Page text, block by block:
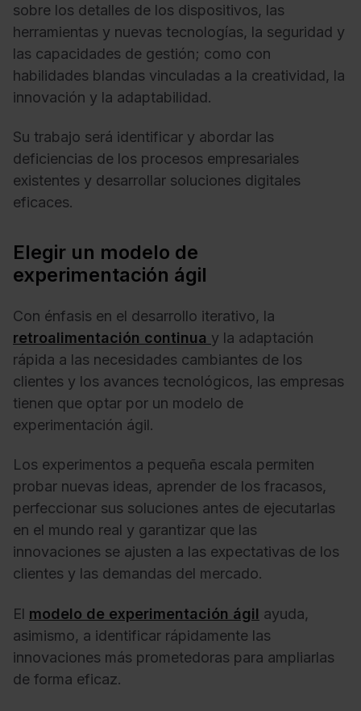
sobre los detalles de los dispositivos, las
herramientas y nuevas tecnologías, la seguridad y
las capacidades de gestión; como con
habilidades blandas vinculadas a la creatividad, la
innovación y la adaptabilidad.
Su trabajo será identificar y abordar las
deficiencias de los procesos empresariales
existentes y desarrollar soluciones digitales
eficaces.
Elegir un modelo de
experimentación ágil
Con énfasis en el desarrollo iterativo, la
retroalimentación continua y la adaptación
rápida a las necesidades cambiantes de los
clientes y los avances tecnológicos, las empresas
tienen que optar por un modelo de
experimentación ágil.
Los experimentos a pequeña escala permiten
probar nuevas ideas, aprender de los fracasos,
perfeccionar sus soluciones antes de ejecutarlas
en el mundo real y garantizar que las
innovaciones se ajusten a las expectativas de los
clientes y las demandas del mercado.
El modelo de experimentación ágil ayuda,
asimismo, a identificar rápidamente las
innovaciones más prometedoras para ampliarlas
de forma eficaz.